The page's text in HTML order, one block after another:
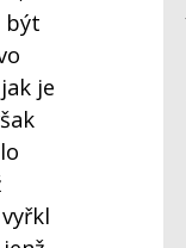
být
je